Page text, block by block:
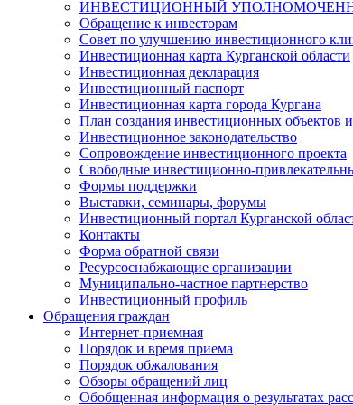
ИНВЕСТИЦИОННЫЙ
Обращение к инвесторам
Совет по улучшению инвестиционного
Инвестиционная карта Курганской области
Инвестиционная декларация
Инвестиционный паспорт
Инвестиционная карта города Кургана
План создания инвестиционных объектов
Инвестиционное законодательство
Сопровождение инвестиционного проекта
Свободные инвестиционно-
Формы поддержки
Выставки, семинары, форумы
Инвестиционный портал Курганской
Контакты
Форма обратной связи
Ресурсоснабжающие организации
Муниципально-частное партнерство
Инвестиционный профиль
Обращения граждан
Интернет-приемная
Порядок и время приема
Порядок обжалования
Обзоры обращений лиц
Обобщенная информация о результатах